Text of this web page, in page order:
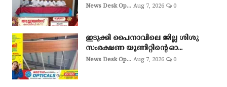
News Desk Op... Aug 7, 2026 0
ഇടുക്കി പൈനാവിലെ ജില്ല ശിശു
സംരക്ഷണ യൂണിറ്റിന്റെ ഓ...
News Desk Op... Aug 7, 2026 0